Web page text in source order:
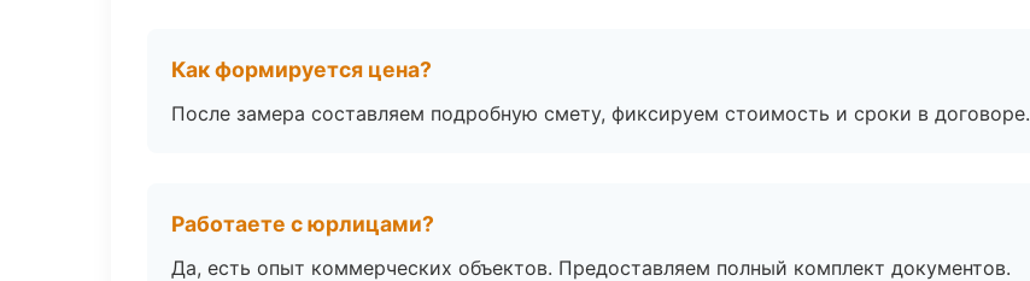
Как формируется цена?
После замера составляем подробную смету, фиксируем стоимость и сроки в договоре.
Работаете с юрлицами?
Да, есть опыт коммерческих объектов. Предоставляем полный комплект документов.